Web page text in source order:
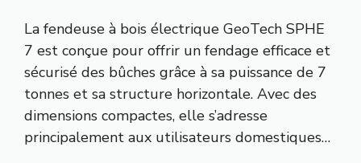
La fendeuse à bois électrique GeoTech SPHE
7 est conçue pour offrir un fendage efficace et
sécurisé des bûches grâce à sa puissance de 7
tonnes et sa structure horizontale. Avec des
dimensions compactes, elle s’adresse
principalement aux utilisateurs domestiques…